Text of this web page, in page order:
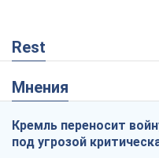
Rest
Мнения
Кремль переносит
под угрозой